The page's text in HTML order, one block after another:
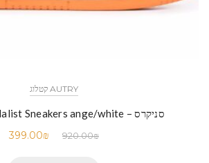
AUTRY קטלוג
סניקרס – AUTRY Medalist Sneakers ange/white
920.00₪
399.00₪